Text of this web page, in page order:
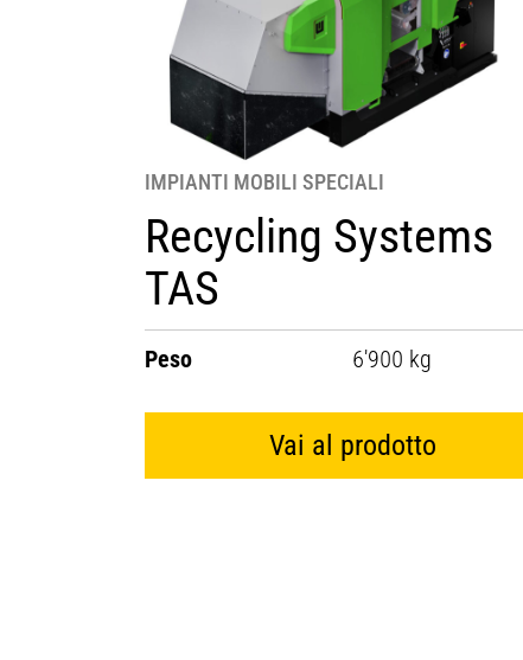
IMPIANTI MOBILI SPECIALI
Recycling Systems
TAS
Peso 6'900 kg
Vai al prodotto